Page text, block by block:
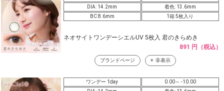
DIA: 14.2mm
着色: 13.6mm
BC 8.6mm
1箱 5枚入り
ネオサイトワンデーシエルUV 5枚入 君のきらめき
891 円（税込）
ブランドページ 非表示
ワンデー 1day
0.00～ -10.00